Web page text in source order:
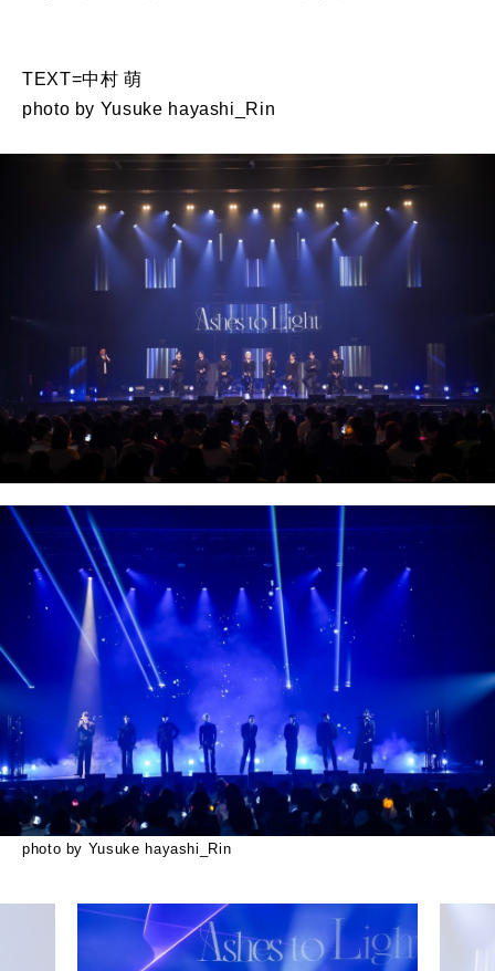
TEXT=中村 萌
photo by Yusuke hayashi_Rin
photo by Yusuke hayashi_Rin